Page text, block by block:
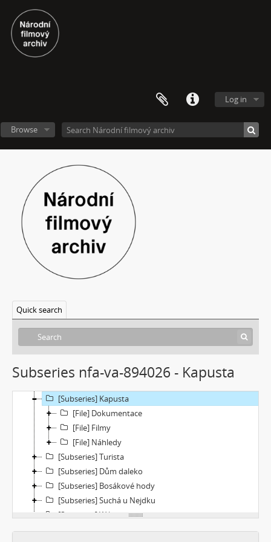
Log in
Browse
Quick search
Subseries nfa-va-894026 - Kapusta
[Subseries] Monoskop no. 3 – Monkeyking legend
[Subseries] Viděno vzduchem
[Subseries] Krása
[Subseries] 6 snů z hrnečku
[Subseries] Pohybovadlo
[Subseries] Náš očistec
[Subseries] Burger und Ther
[Subseries] MHD – Bus
[Subseries] Cesta
[Subseries] Der kleine Blonde und sein roter Koffer
[Subseries] Miss Krimi
[Subseries] Vteřina za vteřinou
[Subseries] Obrázky
[Subseries] 360°
[Subseries] Jízda
[Subseries] Naše okrasné zahrádky – Unsere Gärten
[Subseries] Našla v lese
[Subseries] Karamel je cukr, co už se neuzdraví
[Subseries] Konec jedince
[Subseries] Kapusta
[File] Dokumentace
[File] Filmy
[File] Náhledy
[Subseries] Turista
[Subseries] Dům daleko
[Subseries] Bosákové hody
[Subseries] Suchá u Nejdku
[Subseries] Wilsonova svatba
[Subseries] Džbány Franze Maxery v hospodě U Lojzy